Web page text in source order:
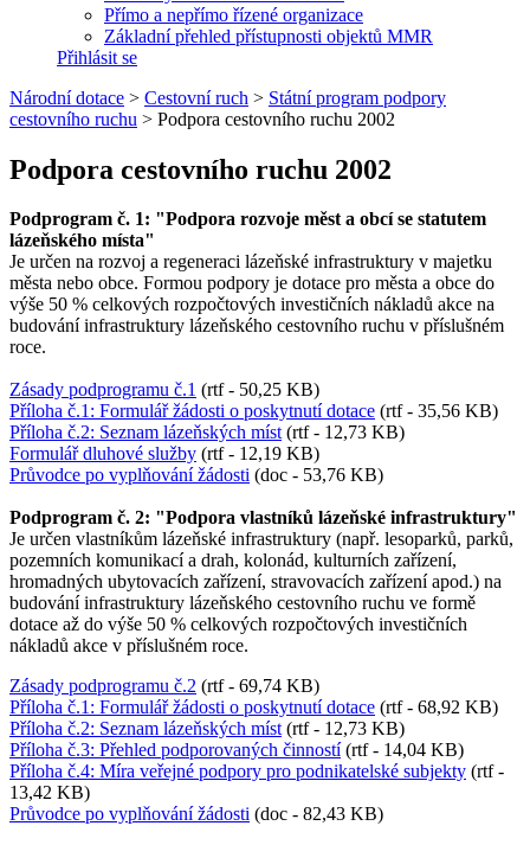
Přímo a nepřímo řízené organizace
Základní přehled přístupnosti objektů MMR
Přihlásit se
Národní dotace > Cestovní ruch > Státní program podpory
cestovního ruchu > Podpora cestovního ruchu 2002
Podpora cestovního ruchu 2002
Podprogram č. 1: "Podpora rozvoje měst a obcí se statutem
lázeňského místa"
Je určen na rozvoj a regeneraci lázeňské infrastruktury v majetku
města nebo obce. Formou podpory je dotace pro města a obce do
výše 50 % celkových rozpočtových investičních nákladů akce na
budování infrastruktury lázeňského cestovního ruchu v příslušném
roce.
Zásady podprogramu č.1 (rtf - 50,25 KB)
Příloha č.1: Formulář žádosti o poskytnutí dotace (rtf - 35,56 KB)
Příloha č.2: Seznam lázeňských míst(rtf - 12,73 KB)
Formulář dluhové služby (rtf - 12,19 KB)
Průvodce po vyplňování žádosti (doc - 53,76 KB)
Podprogram č. 2: "Podpora vlastníků lázeňské infrastruktury"
Je určen vlastníkům lázeňské infrastruktury (např. lesoparků, parků,
pozemních komunikací a drah, kolonád, kulturních zařízení,
hromadných ubytovacích zařízení, stravovacích zařízení apod.) na
budování infrastruktury lázeňského cestovního ruchu ve formě
dotace až do výše 50 % celkových rozpočtových investičních
nákladů akce v příslušném roce.
Zásady podprogramu č.2 (rtf - 69,74 KB)
Příloha č.1: Formulář žádosti o poskytnutí dotace (rtf - 68,92 KB)
Příloha č.2: Seznam lázeňských míst(rtf - 12,73 KB)
Příloha č.3: Přehled podporovaných činností(rtf - 14,04 KB)
Příloha č.4: Míra veřejné podpory pro podnikatelské subjekty (rtf -
13,42 KB)
Průvodce po vyplňování žádosti (doc - 82,43 KB)